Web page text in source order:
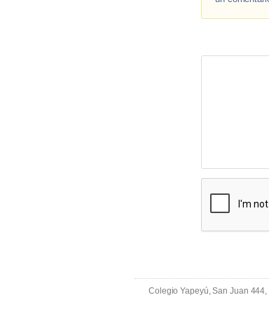
Colegio Yapeyú, San Juan